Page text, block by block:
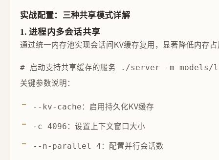
实战配置：三种共享模式详解
1. 进程内多会话共享
通过统一内存池实现会话间KV缓存复用，显著降低内存
# 启动支持共享缓存的服务 ./server -m
关键参数说明：
--kv-cache：启用持久化KV缓存
-c 4096：设置上下文窗口大小
--n-parallel 4：配置并行会话数